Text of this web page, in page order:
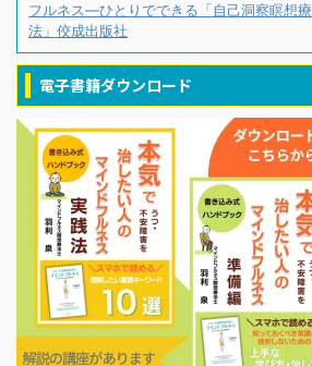
フルネス―ひとりでできる「自己洞察瞑想療
法」佼成出版社
電子書籍ダウンロード